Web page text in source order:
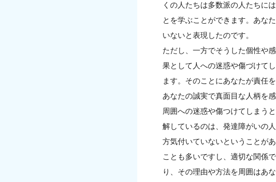
くの人たちは多数派の人たちに
とを学ぶことができます。あな
いないと表現したのです。
ただし、一方でそうした個性や
果として人への迷惑や傷づけて
ます。そのことにあなたが責任
あなたの誠実で真面目な人柄を
周囲への迷惑や傷つけてしまう
解しているのは、発達障がいの
方気付いていないということが
ことも多いですし、適切な関係
り、その理由や方法を周囲はあ